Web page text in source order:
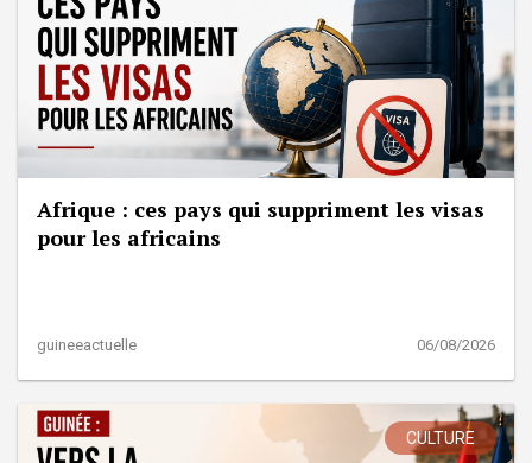
Afrique : ces pays qui suppriment les visas
pour les africains
guineeactuelle 06/08/2026
CULTURE